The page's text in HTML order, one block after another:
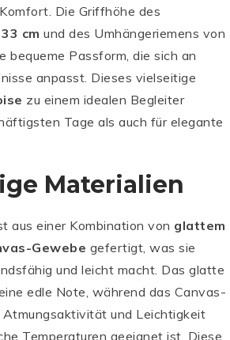
Die Griffhöhe des
33 cm und des Umhängeriemens von
bequeme Passform, die sich an
anpasst. Dieses vielseitige
zu einem idealen Begleiter
Tage als auch für elegante
Materialien
aus einer Kombination von glattem
Gewebe gefertigt, was sie
und leicht macht. Das glatte
edle Note, während das Canvas-
und Leichtigkeit
Temperaturen geeignet ist. Diese